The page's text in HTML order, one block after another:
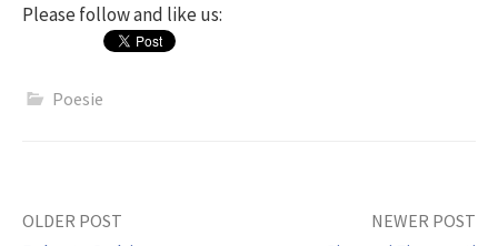
Please follow and like us:
Poesie
Post
OLDER POST NEWER POST